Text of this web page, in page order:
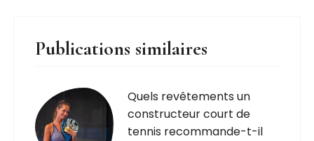
Publications similaires
Quels revêtements un
constructeur court de
tennis recommande-t-il